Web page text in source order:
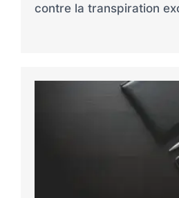
contre la transpiration